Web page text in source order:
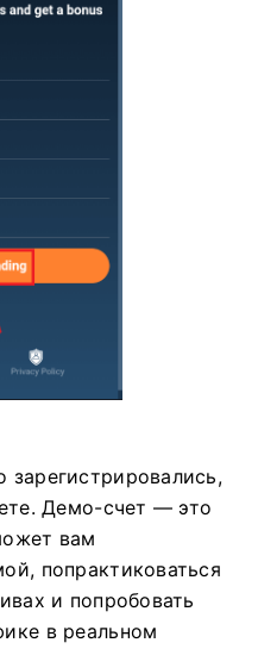
Демо-счет — это
вам
попрактиковаться
и попробовать
в реальном